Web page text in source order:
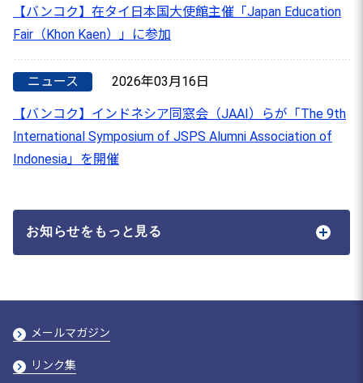
【バンコク】在タイ日本国大使館主催「Japan Education
Fair（Khon Kaen）」に参加
ニュース 2026年03月16日
【バンコク】インドネシア同窓会（JAAI）らが「The 9th
International Symposium of JSPS Alumni Association of
Indonesia」を開催
お知らせをもっと見る
メールマガジン
リンク集